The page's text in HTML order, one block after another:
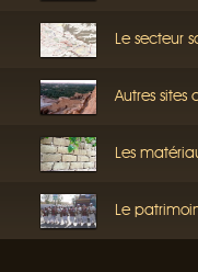
Le secteur
Autres sites
Les
Le